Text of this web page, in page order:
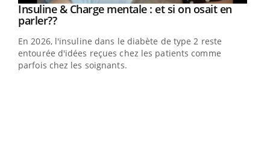
Youtube
Insuline & Charge mentale : et si on osait en
parler??Youtube
En 2026, l'insuline dans le diabète de type 2 reste
entourée d'idées reçues chez les patients comme
parfois chez les soignants.